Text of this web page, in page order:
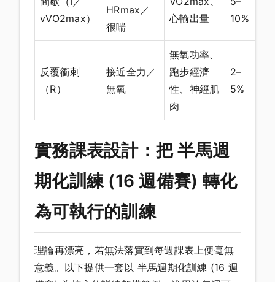
vVO2max）
HRmax／
很喘
心輸出量
10%
反覆衝刺
（R）
接近全力／
無氧
無氧功率、
跑步經濟
性、神經肌
肉
2–
5%
實務課表設計：把 半馬週
期化訓練 (16 週備賽) 轉化
為可執行的訓練
理論再漂亮，若無法落實到每週課表上便毫無
意義。以下提供一套以 半馬週期化訓練 (16 週